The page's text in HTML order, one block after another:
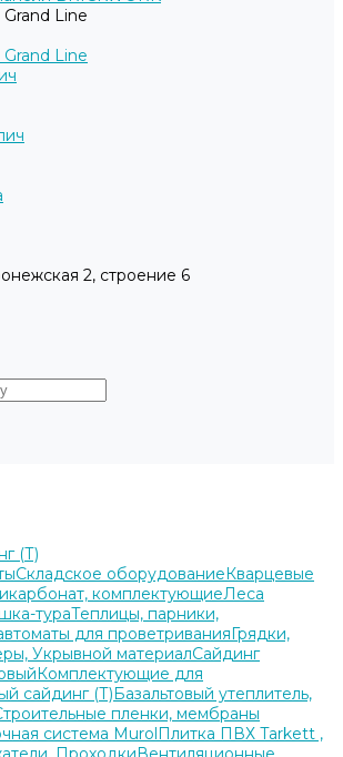
Line
Line
2, строение 6
(Т)
Складское оборудованиеКварцевые
комплектующиеЛеса
тураТеплицы, парники,
для проветриванияГрядки,
Укрывной материалСайдинг
Комплектующие для
сайдинг (Т)Базальтовый утеплитель,
пленки, мембраны
система MurolПлитка ПВХ Tarkett ,